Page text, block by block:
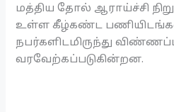
மத்திய தோல் ஆராய்ச்சி
உள்ள கீழ்கண்ட
நபர்களிடமிருந்து
வரவேற்கப்படுகின்றன.